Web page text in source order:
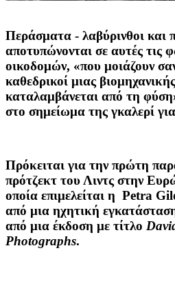
Περάσματα - λαβύρινθοι και
αποτυπώνονται σε αυτές τις
οικοδομών, «που μοιάζουν
καθεδρικοί μιας
καταλαμβάνεται από τη
στο σημείωμα της γκαλερί
Πρόκειται για την πρώτη
πρότζεκτ του Λιντς στην
οποία επιμελείται η Petra
από μια ηχητική
από μια έκδοση με τίτλο
Photographs.